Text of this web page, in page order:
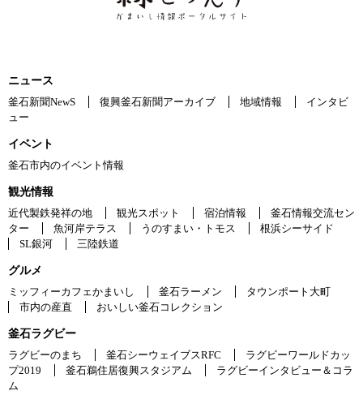
ニュース
釜石新聞NewS
復興釜石新聞アーカイブ 地域情報
インタビ
ュー
イベント
釜石市内のイベント情報
観光情報
近代製鉄発祥の地
観光スポット 宿泊情報
釜石情報交流セン
ター
魚河岸テラス うのすまい・トモス
根浜シーサイド
SL銀河
三陸鉄道
グルメ
ミッフィーカフェかまいし
釜石ラーメン
タウンポート大町
市内の産直
おいしい釜石コレクション
釜石ラグビー
ラグビーのまち
釜石シーウェイブスRFC
ラグビーワールドカッ
プ2019
釜石鵜住居復興スタジアム
ラグビーインタビュー＆コラ
ム